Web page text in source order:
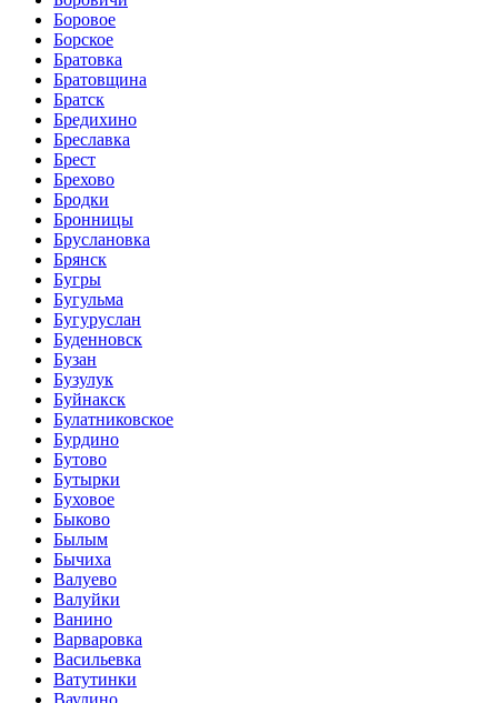
Боровое
Борское
Братовка
Братовщина
Братск
Бредихино
Бреславка
Брест
Брехово
Бродки
Бронницы
Бруслановка
Брянск
Бугры
Бугульма
Бугуруслан
Буденновск
Бузан
Бузулук
Буйнакск
Булатниковское
Бурдино
Бутово
Бутырки
Буховое
Быково
Былым
Бычиха
Валуево
Валуйки
Ванино
Варваровка
Васильевка
Ватутинки
Ваулино